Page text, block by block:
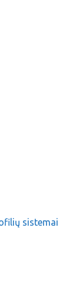
sistemai